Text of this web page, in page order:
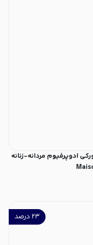
ادوپرفیوم مردانه-زنانه
۲۳ درصد